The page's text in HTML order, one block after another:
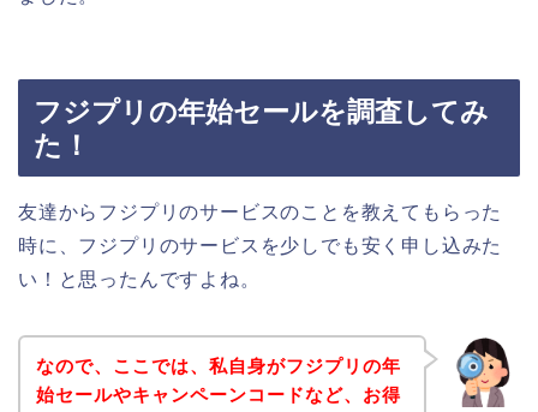
フジプリの年始セールを調査してみ
た！
友達からフジプリのサービスのことを教えてもらった
時に、フジプリのサービスを少しでも安く申し込みた
い！と思ったんですよね。
なので、ここでは、私自身がフジプリの年
始セールやキャンペーンコードなど、お得